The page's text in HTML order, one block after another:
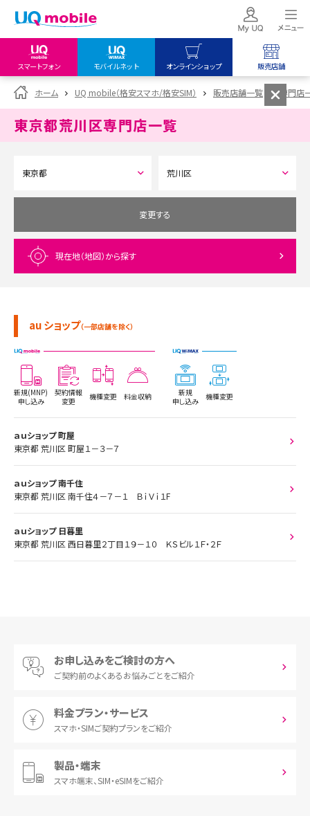
スマートフォン モバイルネット オンラインショップ 販売店舗
my UQ WiMAX
UQ WiMAX ご契約の方
My UQ mobile
データチャージサイト
UQ mobile
オンラインショップ
UQ WiMAX
UQ mobile
販売店舗
UQ WiMAX
ホーム UQ mobile（格安スマホ/格安SIM） 販売店舗一覧 専門店
東京都荒川区専門店一覧
変更する
現在地（地図）から探す
au ショップ（一部店舗を除く）
新規(MNP)
申し込み
契約情報
変更
機種変更 料金収納
新規
申し込み
機種変更
ａｕショップ 町屋
東京都 荒川区 町屋１－３－７
ａｕショップ 南千住
東京都 荒川区 南千住４－７－１ ＢｉＶｉ１F
ａｕショップ 日暮里
東京都 荒川区 西日暮里２丁目１９－１０ ＫＳビル１Ｆ・２Ｆ
お申し込みをご検討の方へ
ご契約前のよくあるお悩みごとをご紹介
料金プラン・サービス
スマホ・SIMご契約プランをご紹介
製品・端末
スマホ端末、SIM・eSIMをご紹介